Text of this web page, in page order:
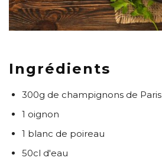
Ingrédients
300g de champignons de Paris
1 oignon
1 blanc de poireau
50cl d'eau